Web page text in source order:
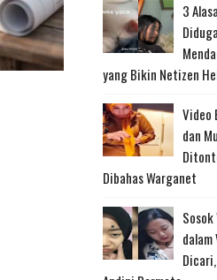
3
yang Bikin Netizen
Video
dan
Dibahas Warganet